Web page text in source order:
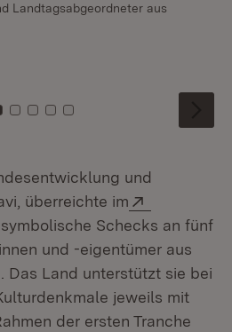
Landtagsabgeordneter aus
Kachel: 0
Zu Kachel: 1
Zu Kachel: 2
Zu Kachel: 3
Zu Kachel: 4
und
überreichte im
(Öffnet in neuem Fenster)
symbolische Schecks an fünf
und -eigentümer aus
Das Land unterstützt sie bei
jeweils mit
der ersten Tranche